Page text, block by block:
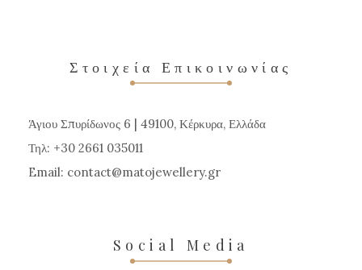
επιλογές
μπορούν
Στοιχεία Επικοινωνίας
Άγιου Σπυρίδωνος 6 | 49100, Κέρκυρα, Ελλάδα
Τηλ: +30 2661 035011
Email: contact matojewellery gr
Social Media